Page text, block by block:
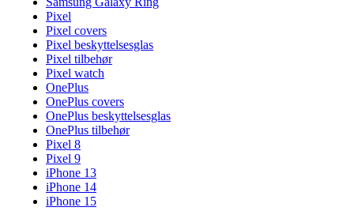
Pixel
Pixel covers
Pixel beskyttelsesglas
Pixel tilbehør
Pixel watch
OnePlus
OnePlus covers
OnePlus beskyttelsesglas
OnePlus tilbehør
Pixel 8
Pixel 9
iPhone 13
iPhone 14
iPhone 15